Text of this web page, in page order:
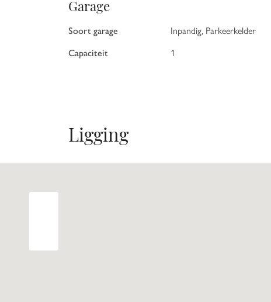
Garage
Soort garage
Inpandig, Parkeerkelder
Capaciteit
1
Ligging